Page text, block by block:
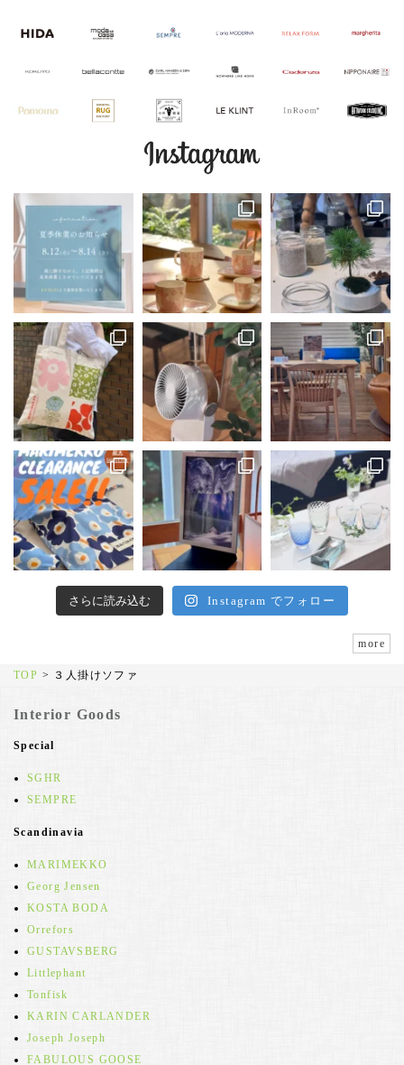
さらに読み込む Instagram でフォロー
more
TOP > ３人掛けソファ
Interior Goods
Special
SGHR
SEMPRE
Scandinavia
MARIMEKKO
Georg Jensen
KOSTA BODA
Orrefors
GUSTAVSBERG
Littlephant
Tonfisk
KARIN CARLANDER
Joseph Joseph
FABULOUS GOOSE